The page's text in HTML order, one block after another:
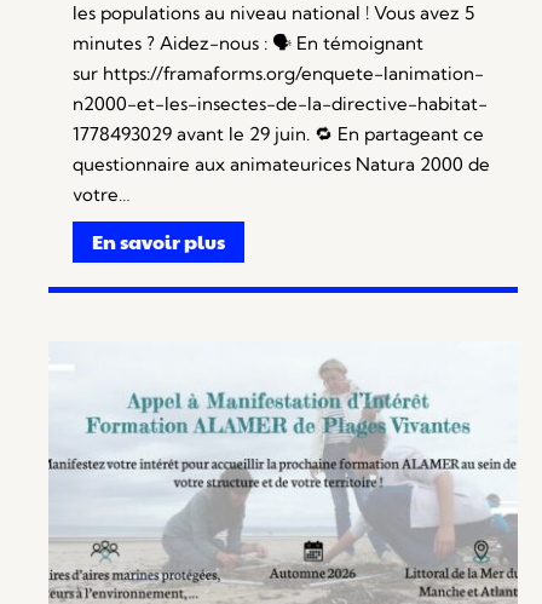
les populations au niveau national ! Vous avez 5
minutes ? Aidez-nous : 🗣️ En témoignant
sur https://framaforms.org/enquete-lanimation-
n2000-et-les-insectes-de-la-directive-habitat-
1778493029 avant le 29 juin. 🔁 En partageant ce
questionnaire aux animateurices Natura 2000 de
votre…
En savoir plus